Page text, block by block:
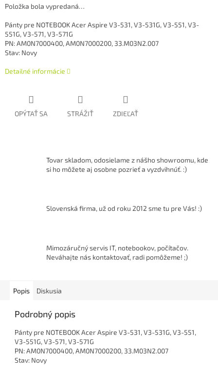
Položka bola vypredaná…
Pánty pre NOTEBOOK Acer Aspire V3-531, V3-531G, V3-551, V3-
551G, V3-571, V3-571G
PN: AM0N7000400, AM0N7000200, 33.M03N2.007
Stav: Novy
Detailné informácie
OPÝTAŤ SA STRÁŽIŤ ZDIEĽAŤ
Tovar skladom, odosielame z nášho showroomu, kde
si ho môžete aj osobne pozrieť a vyzdvihnúť. :)
Slovenská firma, už od roku 2012 sme tu pre Vás! :)
Mimozáručný servis IT, notebookov, počítačov.
Neváhajte nás kontaktovať, radi pomôžeme! ;)
Popis Diskusia
Podrobný popis
Pánty pre NOTEBOOK Acer Aspire V3-531, V3-531G, V3-551,
V3-551G, V3-571, V3-571G
PN: AM0N7000400, AM0N7000200, 33.M03N2.007
Stav: Novy